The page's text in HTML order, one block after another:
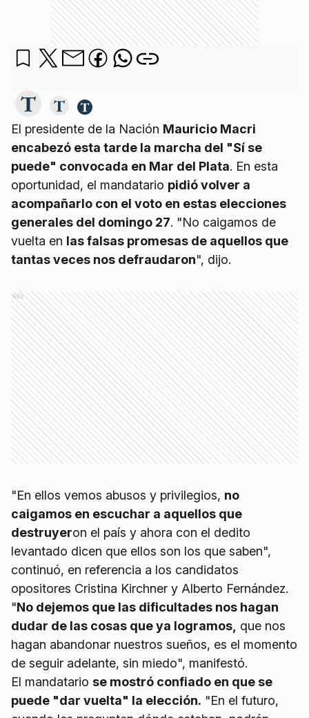
El presidente de la Nación Mauricio Macri
encabezó esta tarde la marcha del "Sí se
puede" convocada en Mar del Plata. En esta
oportunidad, el mandatario pidió volver a
acompañarlo con el voto en estas elecciones
generales del domingo 27. "No caigamos de
vuelta en las falsas promesas de aquellos que
tantas veces nos defraudaron", dijo.
Ads
"En ellos vemos abusos y privilegios, no
caigamos en escuchar a aquellos que
destruyeron el país y ahora con el dedito
levantado dicen que ellos son los que saben",
continuó, en referencia a los candidatos
opositores Cristina Kirchner y Alberto Fernández.
"No dejemos que las dificultades nos hagan
dudar de las cosas que ya logramos, que nos
hagan abandonar nuestros sueños, es el momento
de seguir adelante, sin miedo", manifestó.
El mandatario se mostró confiado en que se
puede "dar vuelta" la elección. "En el futuro,